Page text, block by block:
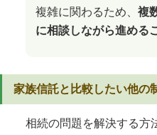
複雑に関わるため、 複
に相談しながら進める
家族信託と比較したい他の
相続の問題を解決する方